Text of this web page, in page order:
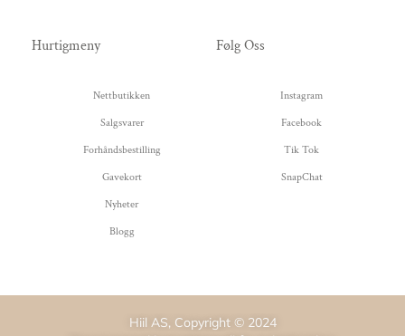
Hurtigmeny
Nettbutikken
Salgsvarer
Forhåndsbestilling
Gavekort
Nyheter
Blogg
Følg Oss
Instagram
Facebook
Tik Tok
SnapChat
Hiil AS, Copyright © 2024